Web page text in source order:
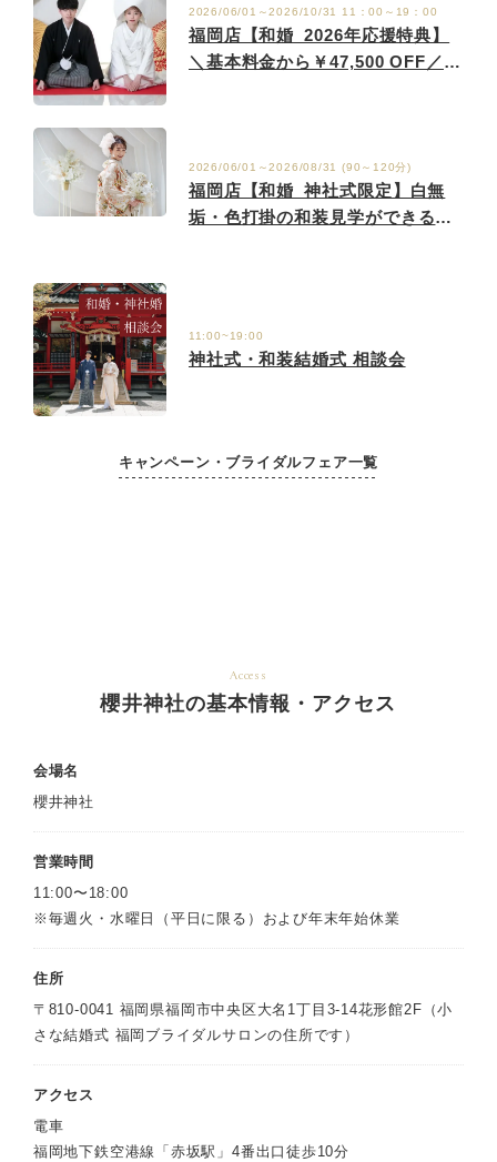
2026/06/01～2026/10/31 11：00～19：00
福岡店【和婚_2026年応援特典】
＼基本料金から￥47,500 OFF／神
2026/06/01～2026/08/31 (90～120分)
福岡店【和婚_神社式限定】白無
垢・色打掛の和装見学ができる！
11:00~19:00
神社式・和装結婚式 相談会
キャンペーン・ブライダルフェア一覧
Access
櫻井神社の基本情報・アクセス
会場名
櫻井神社
営業時間
11:00〜18:00
※毎週火・水曜日（平日に限る）および年末年始休業
住所
〒810-0041 福岡県福岡市中央区大名1丁目3-14花形館2F（小
さな結婚式 福岡ブライダルサロンの住所です）
アクセス
電車
福岡地下鉄空港線「赤坂駅」4番出口徒歩10分